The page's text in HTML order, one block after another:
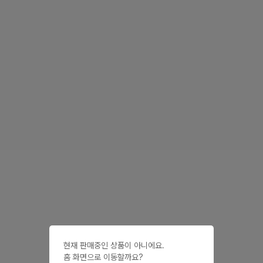
현재 판매중인 상품이 아니에요.
홈 화면으로 이동할까요?